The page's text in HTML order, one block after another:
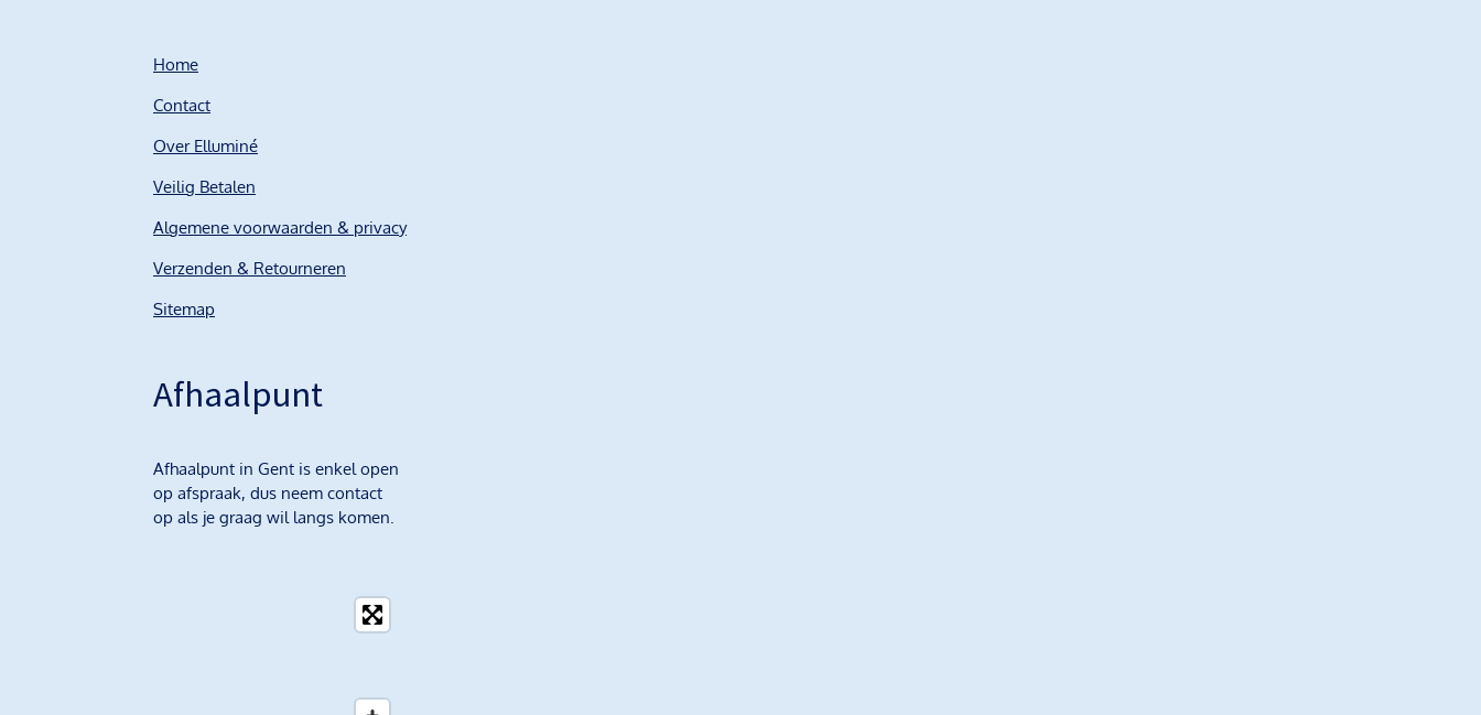
Home
Contact
Over Elluminé
Veilig Betalen
Algemene voorwaarden & privacy
Verzenden & Retourneren
Sitemap
Afhaalpunt
Afhaalpunt in Gent is enkel open
op afspraak, dus neem contact
op als je graag wil langs komen.